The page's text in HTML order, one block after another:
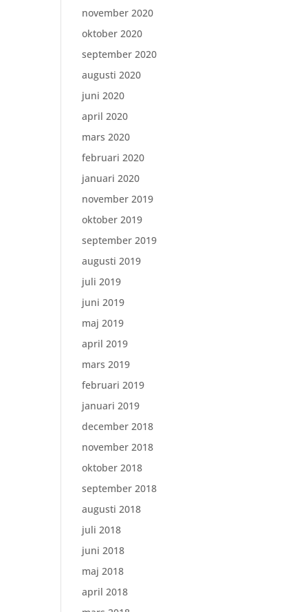
november 2020
oktober 2020
september 2020
augusti 2020
juni 2020
april 2020
mars 2020
februari 2020
januari 2020
november 2019
oktober 2019
september 2019
augusti 2019
juli 2019
juni 2019
maj 2019
april 2019
mars 2019
februari 2019
januari 2019
december 2018
november 2018
oktober 2018
september 2018
augusti 2018
juli 2018
juni 2018
maj 2018
april 2018